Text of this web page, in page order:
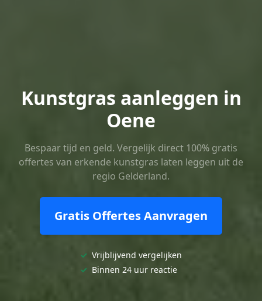
Kunstgras aanleggen in
Oene
Bespaar tijd en geld. Vergelijk direct 100% gratis
offertes van erkende kunstgras laten leggen uit de
regio Gelderland.
Gratis Offertes Aanvragen
✓ Vrijblijvend vergelijken
✓ Binnen 24 uur reactie